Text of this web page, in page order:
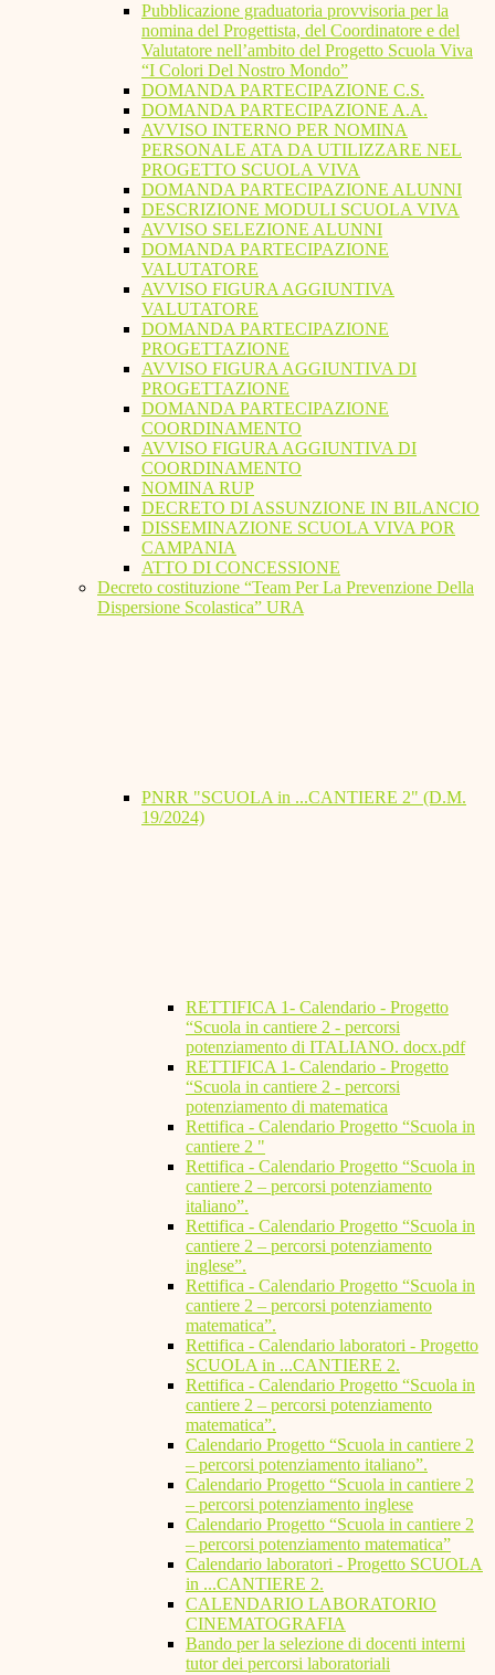
Pubblicazione graduatoria provvisoria per la
nomina del Progettista, del Coordinatore e del
Valutatore nell’ambito del Progetto Scuola Viva
“I Colori Del Nostro Mondo”
DOMANDA PARTECIPAZIONE C.S.
DOMANDA PARTECIPAZIONE A.A.
AVVISO INTERNO PER NOMINA
PERSONALE ATA DA UTILIZZARE NEL
PROGETTO SCUOLA VIVA
DOMANDA PARTECIPAZIONE ALUNNI
DESCRIZIONE MODULI SCUOLA VIVA
AVVISO SELEZIONE ALUNNI
DOMANDA PARTECIPAZIONE
VALUTATORE
AVVISO FIGURA AGGIUNTIVA
VALUTATORE
DOMANDA PARTECIPAZIONE
PROGETTAZIONE
AVVISO FIGURA AGGIUNTIVA DI
PROGETTAZIONE
DOMANDA PARTECIPAZIONE
COORDINAMENTO
AVVISO FIGURA AGGIUNTIVA DI
COORDINAMENTO
NOMINA RUP
DECRETO DI ASSUNZIONE IN BILANCIO
DISSEMINAZIONE SCUOLA VIVA POR
CAMPANIA
ATTO DI CONCESSIONE
Decreto costituzione “Team Per La Prevenzione Della
Dispersione Scolastica” URA
PNRR "SCUOLA in ...CANTIERE 2" (D.M.
19/2024)
RETTIFICA 1- Calendario - Progetto
“Scuola in cantiere 2 - percorsi
potenziamento di ITALIANO. docx.pdf
RETTIFICA 1- Calendario - Progetto
“Scuola in cantiere 2 - percorsi
potenziamento di matematica
Rettifica - Calendario Progetto “Scuola in
cantiere 2 "
Rettifica - Calendario Progetto “Scuola in
cantiere 2 – percorsi potenziamento
italiano”.
Rettifica - Calendario Progetto “Scuola in
cantiere 2 – percorsi potenziamento
inglese”.
Rettifica - Calendario Progetto “Scuola in
cantiere 2 – percorsi potenziamento
matematica”.
Rettifica - Calendario laboratori - Progetto
SCUOLA in ...CANTIERE 2.
Rettifica - Calendario Progetto “Scuola in
cantiere 2 – percorsi potenziamento
matematica”.
Calendario Progetto “Scuola in cantiere 2
– percorsi potenziamento italiano”.
Calendario Progetto “Scuola in cantiere 2
– percorsi potenziamento inglese
Calendario Progetto “Scuola in cantiere 2
– percorsi potenziamento matematica”
Calendario laboratori - Progetto SCUOLA
in ...CANTIERE 2.
CALENDARIO LABORATORIO
CINEMATOGRAFIA
Bando per la selezione di docenti interni
tutor dei percorsi laboratoriali